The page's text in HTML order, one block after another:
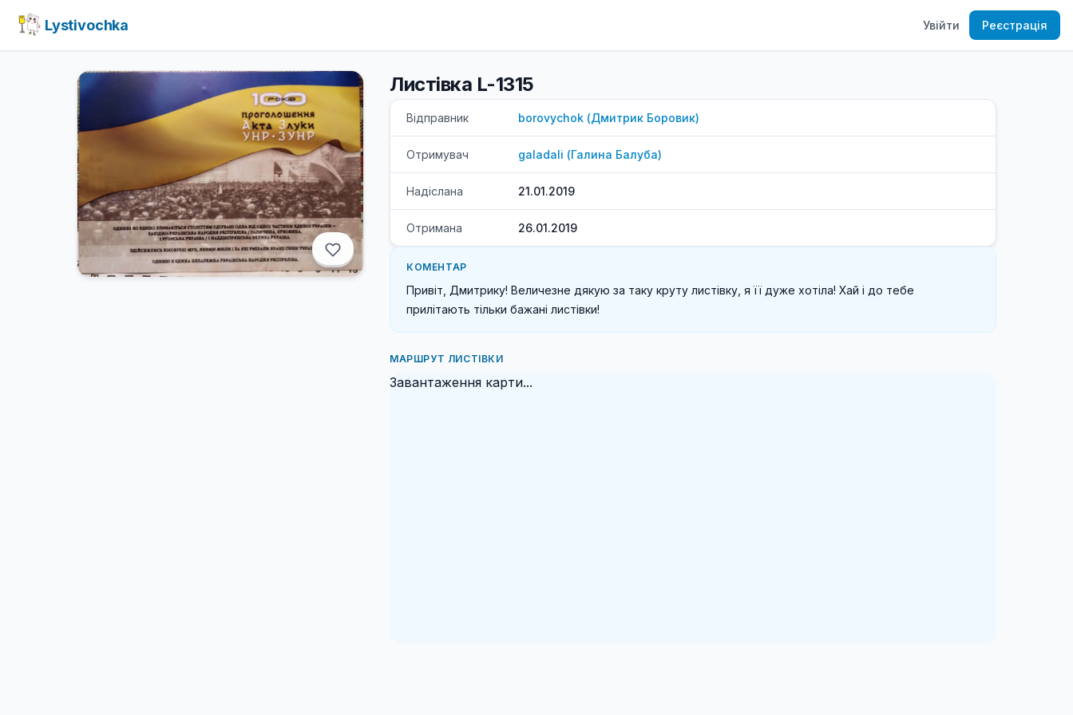
Lystivochka Увійти Реєстрація
Листівка L-1315
Відправник borovychok (Дмитрик Боровик)
Отримувач galadali (Галина Балуба)
Надіслана 21.01.2019
Отримана 26.01.2019
КОМЕНТАР
Привіт, Дмитрику! Величезне дякую за таку круту листівку, я її дуже хотіла! Хай і до тебе
прилітають тільки бажані листівки!
МАРШРУТ ЛИСТІВКИ
Завантаження карти...